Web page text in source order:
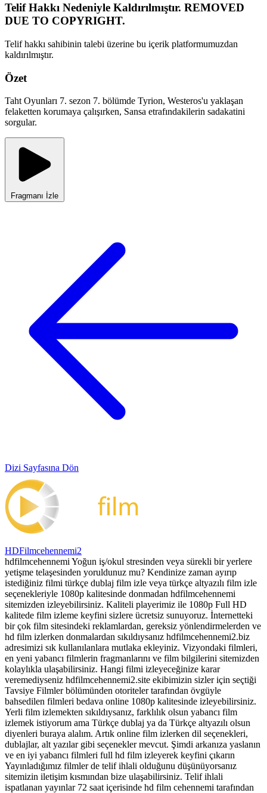
Telif Hakkı Nedeniyle Kaldırılmıştır. REMOVED
DUE TO COPYRIGHT.
Telif hakkı sahibinin talebi üzerine bu içerik platformumuzdan
kaldırılmıştır.
Özet
Taht Oyunları 7. sezon 7. bölümde Tyrion, Westeros'u yaklaşan
felaketten korumaya çalışırken, Sansa etrafındakilerin sadakatini
sorgular.
Fragmanı İzle
Dizi Sayfasına Dön
HDFilmcehennemi2
hdfilmcehennemi Yoğun iş/okul stresinden veya sürekli bir yerlere
yetişme telaşesinden yoruldunuz mu? Kendinize zaman ayırıp
istediğiniz filmi türkçe dublaj film izle veya türkçe altyazılı film izle
seçenekleriyle 1080p kalitesinde donmadan hdfilmcehennemi
sitemizden izleyebilirsiniz. Kaliteli playerimiz ile 1080p Full HD
kalitede film izleme keyfini sizlere ücretsiz sunuyoruz. İnternetteki
bir çok film sitesindeki reklamlardan, gereksiz yönlendirmelerden ve
hd film izlerken donmalardan sıkıldıysanız hdfilmcehennemi2.biz
adresimizi sık kullanılanlara mutlaka ekleyiniz. Vizyondaki filmleri,
en yeni yabancı filmlerin fragmanlarını ve film bilgilerini sitemizden
kolaylıkla ulaşabilirsiniz. Hangi filmi izleyeceğinize karar
veremediyseniz hdfilmcehennemi2.site ekibimizin sizler için seçtiği
Tavsiye Filmler bölümünden otoriteler tarafından övgüyle
bahsedilen filmleri bedava online 1080p kalitesinde izleyebilirsiniz.
Yerli film izlemekten sıkıldıysanız, farklılık olsun yabancı film
izlemek istiyorum ama Türkçe dublaj ya da Türkçe altyazılı olsun
diyenleri buraya alalım. Artık online film izlerken dil seçenekleri,
dublajlar, alt yazılar gibi seçenekler mevcut. Şimdi arkanıza yaslanın
ve en iyi yabancı filmleri full hd film izleyerek keyfini çıkarın
Yayınladığımız filmler de telif ihlali olduğunu düşünüyorsanız
sitemizin iletişim kısmından bize ulaşabilirsiniz. Telif ihlali
ispatlanan yayınlar 72 saat içerisinde hd film cehennemi tarafından